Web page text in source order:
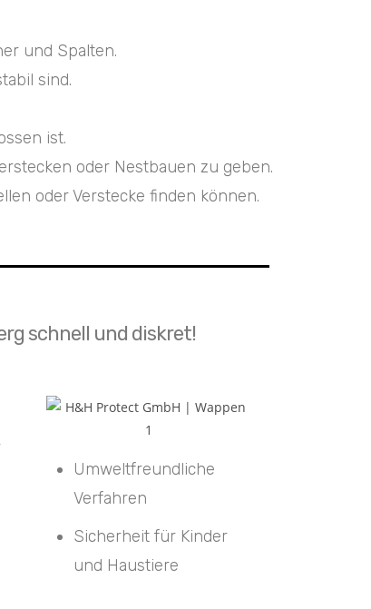
und Spalten.
sind.
ist.
oder Nestbauen zu geben.
oder Verstecke finden können.
schnell und diskret!
Umweltfreundliche
Verfahren
Sicherheit für Kinder
und Haustiere